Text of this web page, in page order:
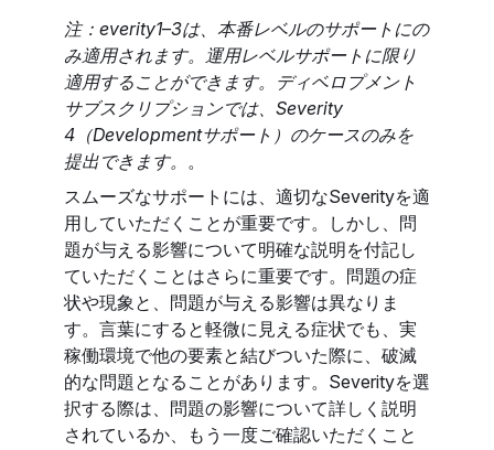
注：everity1–3は、本番レベルのサポートにの
み適用されます。運用レベルサポートに限り
適用することができます。ディベロプメント
サブスクリプションでは、Severity
4（Developmentサポート）のケースのみを
提出できます。 。
スムーズなサポートには、適切なSeverityを適
用していただくことが重要です。しかし、問
題が与える影響について明確な説明を付記し
ていただくことはさらに重要です。問題の症
状や現象と、問題が与える影響は異なりま
す。言葉にすると軽微に見える症状でも、実
稼働環境で他の要素と結びついた際に、破滅
的な問題となることがあります。Severityを選
択する際は、問題の影響について詳しく説明
されているか、もう一度ご確認いただくこと